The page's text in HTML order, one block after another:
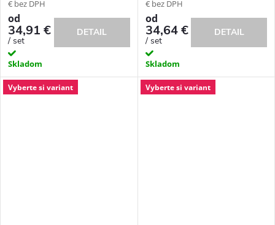
€ bez DPH
od
34,91 €
/ set
Skladom
DETAIL
€ bez DPH
od
34,64 €
/ set
Skladom
DETAIL
Vyberte si variant Vyberte si variant